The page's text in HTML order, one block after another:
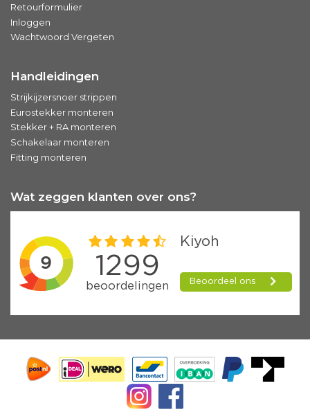
Retourformulier
Inloggen
Wachtwoord Vergeten
Handleidingen
Strijkijzersnoer strippen
Eurostekker monteren
Stekker + RA monteren
Schakelaar monteren
Fitting monteren
Wat zeggen klanten over ons?